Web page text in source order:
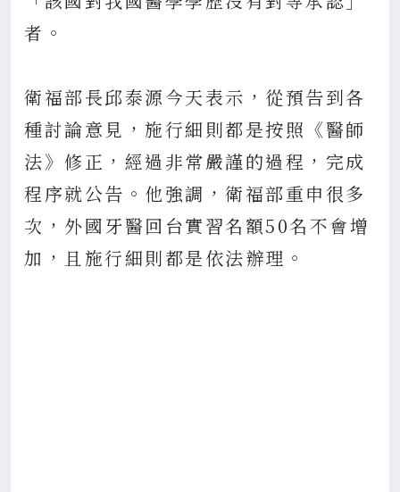
者。
衛福部長邱泰源今天表示，從預告到各
種討論意見，施行細則都是按照《醫師
法》修正，經過非常嚴謹的過程，完成
程序就公告。他強調，衛福部重申很多
次，外國牙醫回台實習名額50名不會增
加，且施行細則都是依法辦理。